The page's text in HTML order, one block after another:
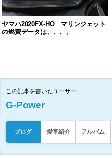
ヤマハ2020FX-HO マリンジェット
の燃費データは、、、、
この記事を書いたユーザー
G-Power
ブログ 愛車紹介 アルバム